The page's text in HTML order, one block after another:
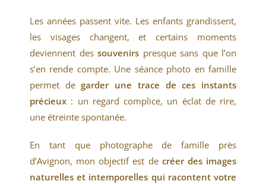
Les années passent vite. Les enfants grandissent,
les visages changent, et certains moments
deviennent des souvenirs presque sans que l’on
s’en rende compte. Une séance photo en famille
permet degarder une trace de ces instants
précieux : un regard complice, un éclat de rire,
une étreinte spontanée.
En tant que photographe de famille près
d’Avignon, mon objectif est decréer des images
naturelles et intemporelles qui racontent votre